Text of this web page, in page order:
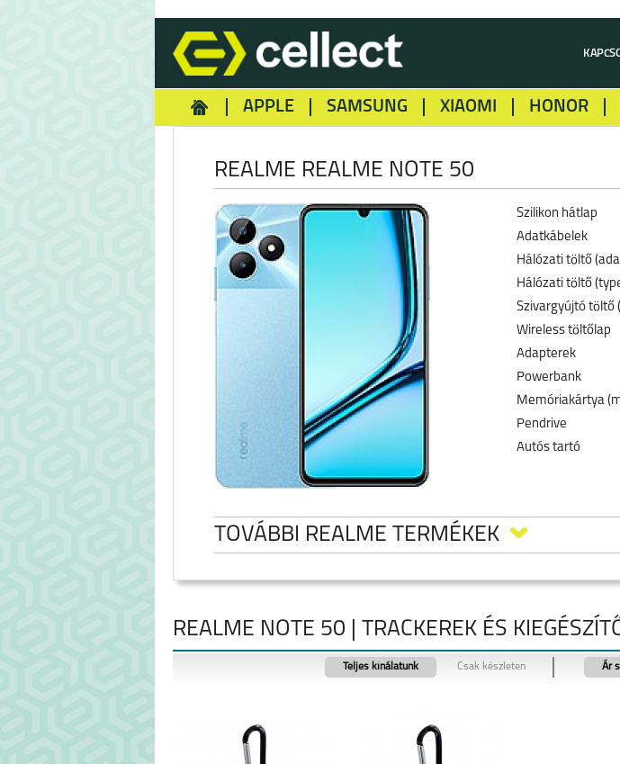
APPLE SAMSUNG XIAOMI HONOR
REALME REALME NOTE 50
Szilikon hátlap
Adatkábelek
Hálózati töltő
Hálózati töltő
Szivargyújtó töltő
Wireless töltőlap
Adapterek
Powerbank
Memóriakártya
Pendrive
Autós tartó
TOVÁBBI REALME TERMÉKEK
NOTE 60
REALME NOTE 50 | TRACKEREK ÉS
Teljes kínálatunk Csak készleten Ár